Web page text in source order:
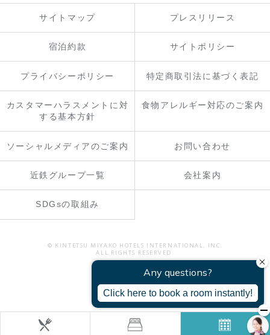
サイトマップ プレスリリース
宿泊約款 サイトポリシー
プライバシーポリシー 特定商取引法に基づく表記
カスタマーハラスメントに対
する基本方針
食物アレルギー対応のご案内
ソーシャルメディアのご案内 お問い合わせ
近鉄グループ一覧 会社案内
SDGsの取組み
© KINTETSU MIYAKO HOTELS INTERNATIONAL, INC.
ALL RIGHTS RESERVED.